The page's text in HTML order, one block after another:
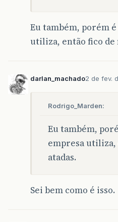
Eu também, porém
utiliza, então fico de
darlan_machado2 de fev.
Rodrigo_Marden:
Eu também,
empresa utiliza,
atadas.
Sei bem como é isso.